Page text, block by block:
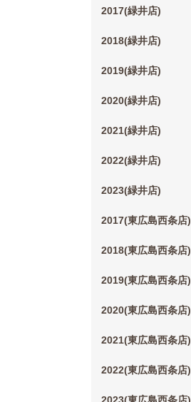
2017(緑井店)
2018(緑井店)
2019(緑井店)
2020(緑井店)
2021(緑井店)
2022(緑井店)
2023(緑井店)
2017(東広島西条店)
2018(東広島西条店)
2019(東広島西条店)
2020(東広島西条店)
2021(東広島西条店)
2022(東広島西条店)